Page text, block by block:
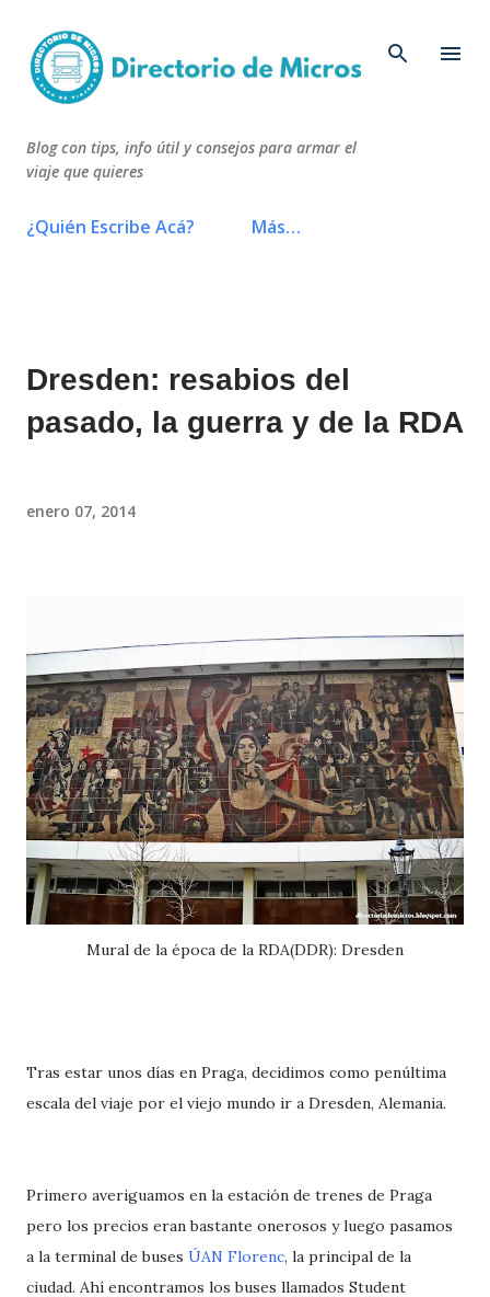
Blog con tips, info útil y consejos para armar el
viaje que quieres
¿Quién Escribe Acá? Más…
Dresden: resabios del
pasado, la guerra y de la RDA
enero 07, 2014
Mural de la época de la RDA(DDR): Dresden
Tras estar unos días en Praga, decidimos como penúltima
escala del viaje por el viejo mundo ir a Dresden, Alemania.
Primero averiguamos en la estación de trenes de Praga
pero los precios eran bastante onerosos y luego pasamos
a la terminal de buses ÚAN Florenc, la principal de la
ciudad. Ahí encontramos los buses llamados Student